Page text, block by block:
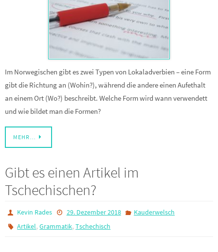
Im Norwegischen gibt es zwei Typen von Lokaladverbien – eine Form
gibt die Richtung an (Wohin?), während die andere einen Aufethalt
an einem Ort (Wo?) beschreibt. Welche Form wird wann verwendett
und wie bildet man die Formen?
MEHR…
Gibt es einen Artikel im
Tschechischen?
Kevin Rades 29. Dezember 2018
Kauderwelsch
Artikel,Grammatik,Tschechisch